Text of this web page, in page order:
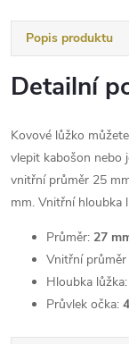
Popis produktu
Detailní
Kovové lůžko
vlepit kabošon nebo
vnitřní průměr 25
mm. Vnitřní hloubka
Průměr: 27
Vnitřní průměr
Hloubka lůžka:
Průvlek očka: